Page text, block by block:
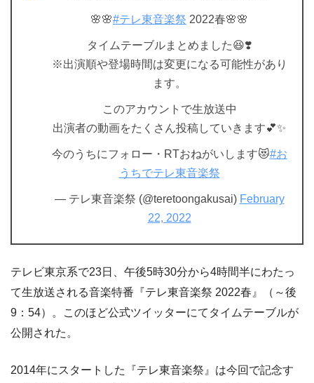
🌸🌸#テレ東音楽祭 2022春🌸🌸
タイムテーブルまとめました😆❣️
※出演順や登場時間は変更になる可能性があり
ます。
このアカウントで生放送中
出演者の動画をたくさん投稿していきます💕✨
今のうちにフォロー・RTおねがいします😻#お
うちでテレ東音楽祭
— テレ東音楽祭 (@teretoongakusai) February
22, 2022
テレビ東京系で23日、午後5時30分から4時間半にわたっ
て生放送される音楽特番『テレ東音楽祭 2022春』（～後
9：54）。このほど公式ツイッターにてタイムテーブルが
公開された。
2014年にスタートした『テレ東音楽祭』は今回で記念す